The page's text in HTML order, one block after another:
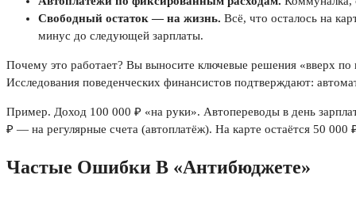
Свободный остаток — на жизнь. Всё, что осталось на
минус до следующей зарплаты.
Почему это работает? Вы выносите ключевые решения «вверх по
Исследования поведенческих финансистов подтверждают:
Пример. Доход 100 000 ₽ «на руки». Автопереводы в день
₽ — на регулярные счета (автоплатёж). На карте остаётся 50
Частые Ошибки В «Антибюджете»